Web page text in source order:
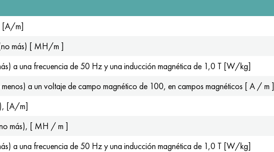
[A/m]
más) [ MH/m ]
a una frecuencia de 50 Hz y una inducción magnética de 1,0 T [W/kg]
a un voltaje de campo magnético de 100, en campos magnéticos [ A / m ]
[A/m]
más), [ MH / m ]
a una frecuencia de 50 Hz y una inducción magnética de 1,0 T [W/kg]